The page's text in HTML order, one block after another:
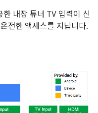
내장 튜너 TV 입력이 신
전한 액세스를 지닙니다.